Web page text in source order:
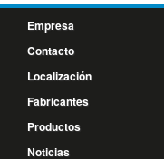
Empresa
Contacto
Localización
Fabricantes
Productos
Noticias